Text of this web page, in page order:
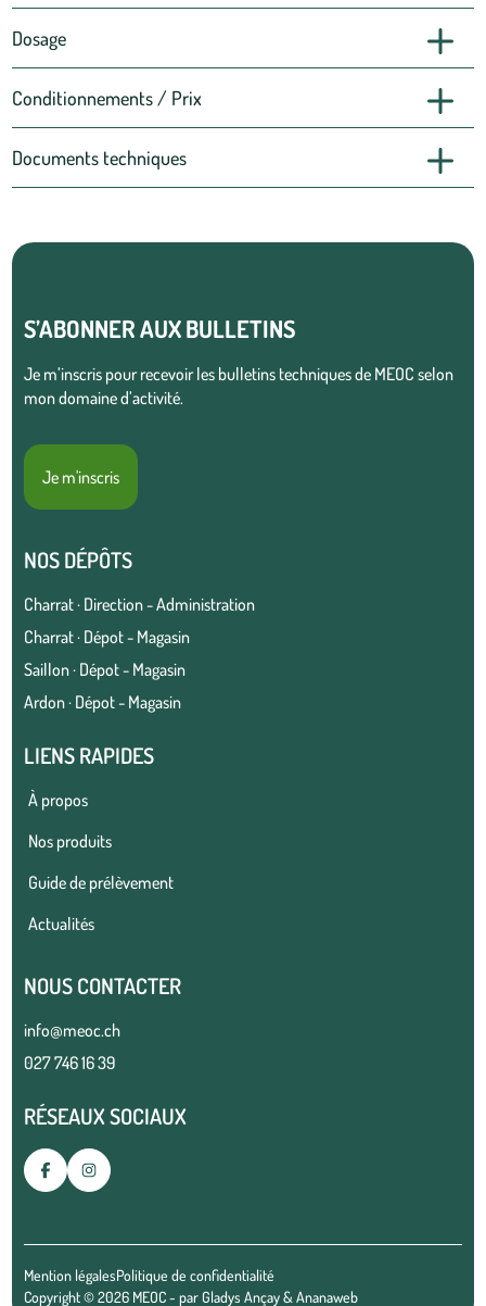
Dosage
Conditionnements / Prix
Documents techniques
S’ABONNER AUX BULLETINS
Je m’inscris pour recevoir les bulletins techniques de MEOC selon
mon domaine d’activité.
Je m'inscris
NOS DÉPÔTS
Charrat · Direction - Administration
Charrat · Dépot - Magasin
Saillon · Dépot - Magasin
Ardon · Dépot - Magasin
LIENS RAPIDES
À propos
Nos produits
Guide de prélèvement
Actualités
NOUS CONTACTER
info@meoc.ch
027 746 16 39
RÉSEAUX SOCIAUX
Mention légalesPolitique de confidentialité
Copyright © 2026 MEOC - parGladys Ançay&Ananaweb